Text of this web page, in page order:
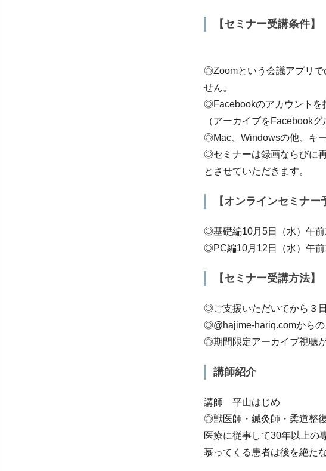
【セミナー受講条件】
◎Zoomという会議アプリで
せん。
◎Facebookのアカウントを
（アーカイブをFacebookグ
◎Mac、Windowsの他、キ
◎セミナーは録画ならびに
とさせていただきます。
【オンラインセミナー
◎基礎編10月5日（水）午
◎PC編10月12日（水）午前
【セミナー受講方法】
◎ご支援いただいてから３
◎@hajime-hariq.comからの
◎期間限定アーカイブ視聴
講師紹介
講師 平山はじめ
◎獣医師・鍼灸師・柔道整
医療に従事して30年以上の
慕ってくる患者は後を絶たな